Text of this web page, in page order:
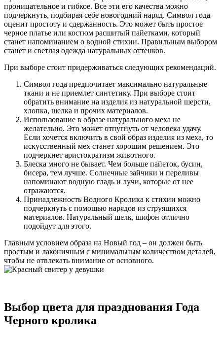
проницательное и гибкое. Все эти его качества можно
подчеркнуть, подбирая себе новогодний наряд. Символ года
оценит простоту и сдержанность. Это может быть простое
черное платье или костюм расшитый пайетками, который
станет напоминанием о водной стихии. Правильным выбором
станет и светлая одежда натуральных оттенков.
При выборе стоит придерживаться следующих рекомендаций.
Символ года предпочитает максимально натуральные
ткани и не приемлет синтетику. При выборе стоит
обратить внимание на изделия из натуральной шерсти,
хлопка, шелка и прочих материалов.
Использование в образе натурального меха не
желательно. Это может отпугнуть от человека удачу.
Если хочется включить в свой образ изделия из меха, то
искусственный мех станет хорошим решением. Это
подчеркнет аристократизм животного.
Блеска много не бывает. Чем больше пайеток, бусин,
бисера, тем лучше. Солнечные зайчики и переливы
напоминают водную гладь и лучи, которые от нее
отражаются.
Принадлежность Водного Кролика к стихии можно
подчеркнуть с помощью нарядов из струящихся
материалов. Натуральный шелк, шифон отлично
подойдут для этого.
Главным условием образа на Новый год – он должен быть
простым и лаконичным с минимальным количеством деталей,
чтобы не отвлекать внимание от основного.
Выбор цвета для празднования Года
Черного кролика